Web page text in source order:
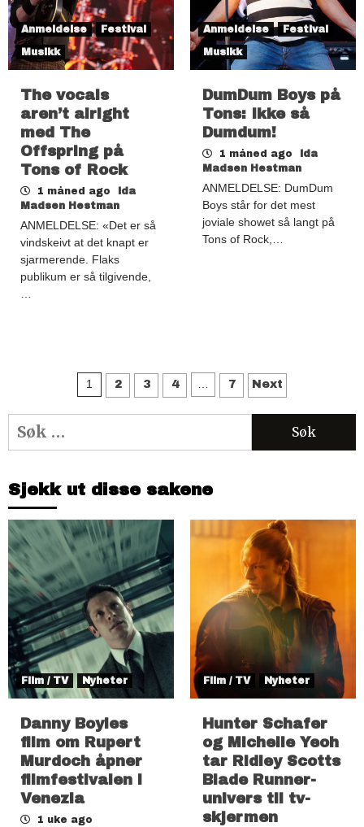
Anmeldelse
Festival
Musikk
The vocals
aren’t alright
med The
Offspring på
Tons of Rock
1 måned ago
Ida
Madsen Hestman
ANMELDELSE: «Det er så
vindskeivt at det knapt er
sjarmerende. Flaks
publikum er så tilgivende,
Anmeldelse
Festival
Musikk
DumDum Boys på
Tons: Ikke så
Dumdum!
1 måned ago
Ida
Madsen Hestman
ANMELDELSE: DumDum
Boys står for det mest
joviale showet så langt på
Tons of Rock,…
Sidepaginering
1 2 3 4 7 Next
Søk
etter:
Sjekk ut disse sakene
Film / TV Nyheter
Danny Boyles
film om Rupert
Murdoch åpner
filmfestivalen i
Venezia
1 uke ago
Film / TV Nyheter
Hunter Schafer
og Michelle Yeoh
tar Ridley Scotts
Blade Runner-
univers til tv-
skjermen